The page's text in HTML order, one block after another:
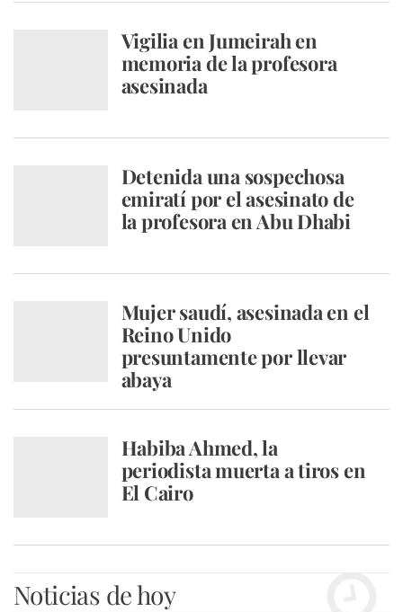
Vigilia en Jumeirah en
memoria de la profesora
asesinada
Detenida una sospechosa
emiratí por el asesinato de
la profesora en Abu Dhabi
Mujer saudí, asesinada en el
Reino Unido
presuntamente por llevar
abaya
Habiba Ahmed, la
periodista muerta a tiros en
El Cairo
Noticias de hoy